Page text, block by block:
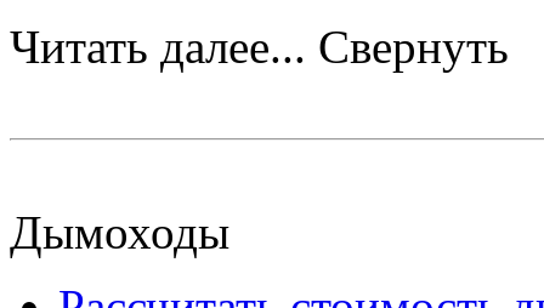
Читать далее... Свернуть
Дымоходы